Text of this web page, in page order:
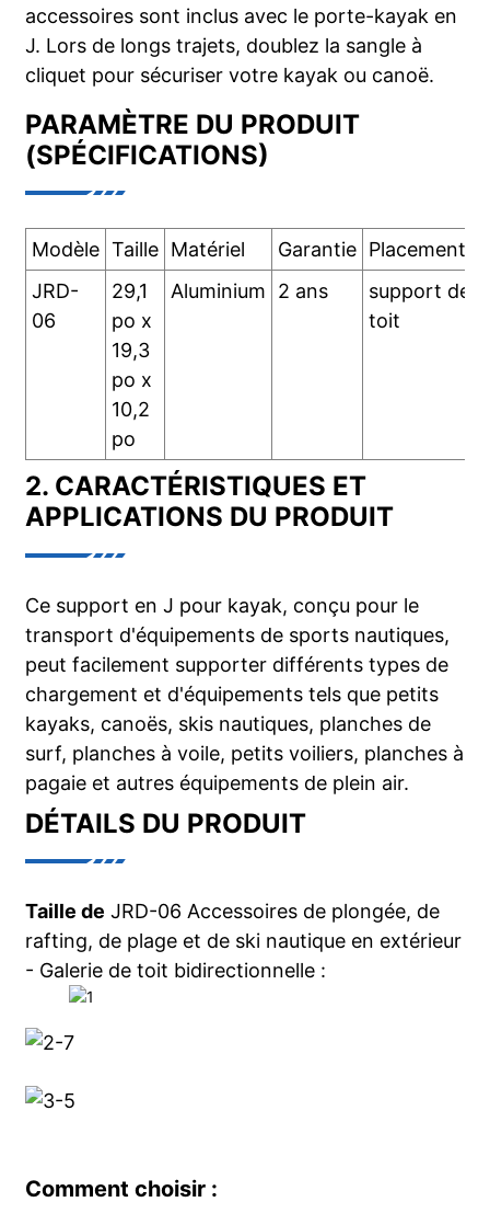
accessoires sont inclus avec le porte-kayak en
J. Lors de longs trajets, doublez la sangle à
cliquet pour sécuriser votre kayak ou canoë.
PARAMÈTRE DU PRODUIT
(SPÉCIFICATIONS)
Modèle Taille Matériel Garantie Placement:
JRD-
06
29,1
po x
19,3
po x
10,2
po
Aluminium 2 ans
support de
toit
2. CARACTÉRISTIQUES ET
APPLICATIONS DU PRODUIT
Ce support en J pour kayak, conçu pour le
transport d'équipements de sports nautiques,
peut facilement supporter différents types de
chargement et d'équipements tels que petits
kayaks, canoës, skis nautiques, planches de
surf, planches à voile, petits voiliers, planches à
pagaie et autres équipements de plein air.
DÉTAILS DU PRODUIT
Taille de JRD-06 Accessoires de plongée, de
rafting, de plage et de ski nautique en extérieur
- Galerie de toit bidirectionnelle :
Comment choisir :